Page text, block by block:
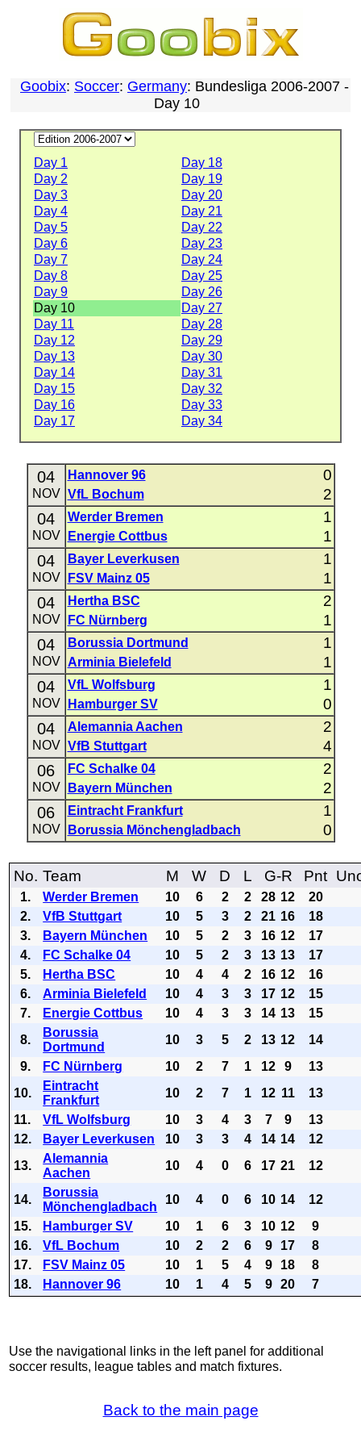
Goobix: Soccer: Germany: Bundesliga 2006-2007 -
Day 10
Day 1
Day 18
Day 2
Day 19
Day 3
Day 20
Day 4
Day 21
Day 5
Day 22
Day 6
Day 23
Day 7
Day 24
Day 8
Day 25
Day 9
Day 26
Day 10
Day 27
Day 11
Day 28
Day 12
Day 29
Day 13
Day 30
Day 14
Day 31
Day 15
Day 32
Day 16
Day 33
Day 17
Day 34
04
NOV
Hannover 96 0
VfL Bochum 2
04
NOV
Werder Bremen 1
Energie Cottbus 1
04
NOV
Bayer Leverkusen 1
FSV Mainz 05 1
04
NOV
Hertha BSC 2
FC Nürnberg 1
04
NOV
Borussia Dortmund 1
Arminia Bielefeld 1
04
NOV
VfL Wolfsburg 1
Hamburger SV 0
04
NOV
Alemannia Aachen 2
VfB Stuttgart 4
06
NOV
FC Schalke 04 2
Bayern München 2
06
NOV
Eintracht Frankfurt 1
Borussia Mönchengladbach 0
No. Team M W D L G-R Pnt
1. Werder Bremen 10 6 2 2 28 12
20
2.
VfB Stuttgart 10 5 3 2 21 16
18
3.
Bayern München 10 5 2 3 16 12
17
4.
FC Schalke 04 10 5 2 3 13 13
17
5.
Hertha BSC 10 4 4 2 16 12
16
6.
Arminia Bielefeld 10 4 3 3 17 12
15
7.
Energie Cottbus 10 4 3 3 14 13
15
8.
Borussia
Dortmund
10 3 5 2 13 12
14
9.
FC Nürnberg 10 2 7 1 12 9
13
10.
Eintracht
Frankfurt
10 2 7 1 12 11
13
11.
VfL Wolfsburg 10 3 4 3 7 9
13
12.
Bayer Leverkusen 10 3 3 4 14 14
12
13.
Alemannia
Aachen
10 4 0 6 17 21 12
14.
Borussia
Mönchengladbach
10 4 0 6 10 14
12
15.
Hamburger SV 10 1 6 3 10 12
9
16.
VfL Bochum 10 2 2 6 9 17
8
17.
FSV Mainz 05 10 1 5 4 9 18
8
18.
Hannover 96 10 1 4 5 9 20 7
Use the navigational links in the left panel for additional
soccer results, league tables and match fixtures.
Back to the main page